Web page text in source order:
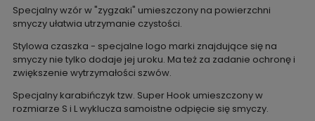
Specjalny wzór w "zygzaki" umieszczony na powierzchni
smyczy ułatwia utrzymanie czystości.
Stylowa czaszka - specjalne logo marki znajdujące się na
smyczy nie tylko dodaje jej uroku. Ma też za zadanie ochronę i
zwiększenie wytrzymałości szwów.
Specjalny karabińczyk tzw. Super Hook umieszczony w
rozmiarze S i L wyklucza samoistne odpięcie się smyczy.